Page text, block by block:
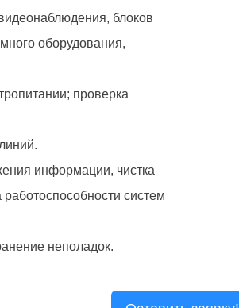
блоков
оборудования,
проверка
информации, чистка
систем
неполадок.